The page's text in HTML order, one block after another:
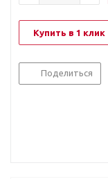
Купить в 1 клик
Поделиться